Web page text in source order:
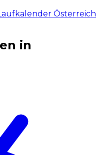
Österreich
in